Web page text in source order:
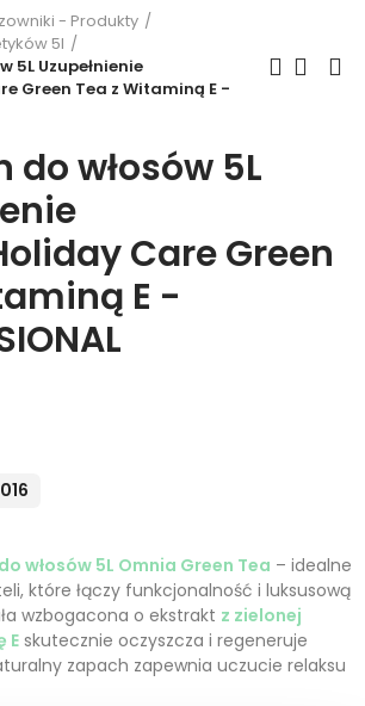
- Produkty
5l
5L Uzupełnienie
Green Tea z Witaminą E -
do włosów 5L
Care Green
E -
włosów 5L Omnia Green Tea – idealne
które łączy funkcjonalność i luksusową
wzbogacona o ekstrakt z zielonej
E skutecznie oczyszcza i regeneruje
zapach zapewnia uczucie relaksu